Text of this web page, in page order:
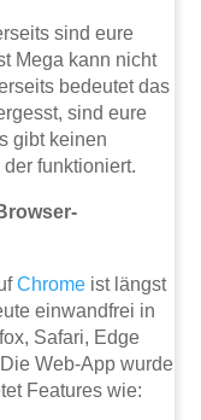
sind eure
Mega kann nicht
bedeutet das
sind eure
gibt keinen
der funktioniert.
Chrome ist längst
einwandfrei in
Safari, Edge
Web-App wurde
Features wie: